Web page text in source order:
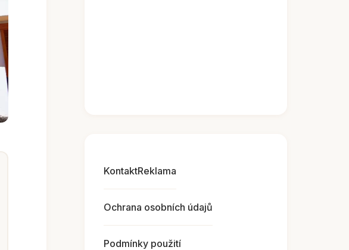
KontaktReklama
Ochrana osobních údajů
Podmínky použití